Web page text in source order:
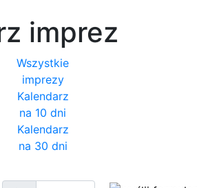
imprez
Wszystkie
imprezy
Kalendarz
na 10 dni
Kalendarz
na 30 dni